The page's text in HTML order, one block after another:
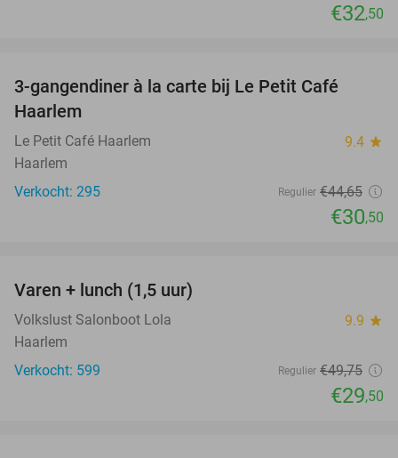
€32,50
3-gangendiner à la carte bij Le Petit Café
Haarlem
Le Petit Café Haarlem 9.4 star
Haarlem
Verkocht: 295
Regulier €44,65
€30,50
Varen + lunch (1,5 uur)
Volkslust Salonboot Lola 9.9 star
Haarlem
Verkocht: 599
Regulier €49,75
€29,50